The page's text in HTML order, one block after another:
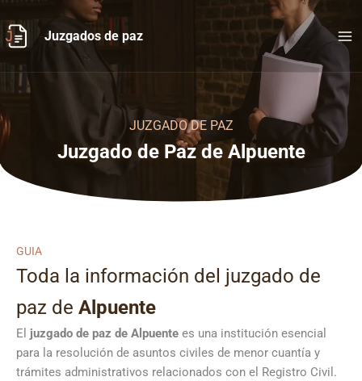
al
contenido
Juzgados de paz
JUZGADO DE PAZ
Juzgado de Paz de Alpuente
GUIA
Toda la información del juzgado de
paz de Alpuente
El juzgado de paz de Alpuente es una institución esencial
para la resolución de asuntos civiles de menor cuantía y
trámites administrativos relacionados con el Registro Civil.